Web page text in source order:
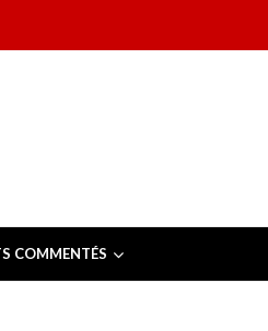
COMMENTÉS